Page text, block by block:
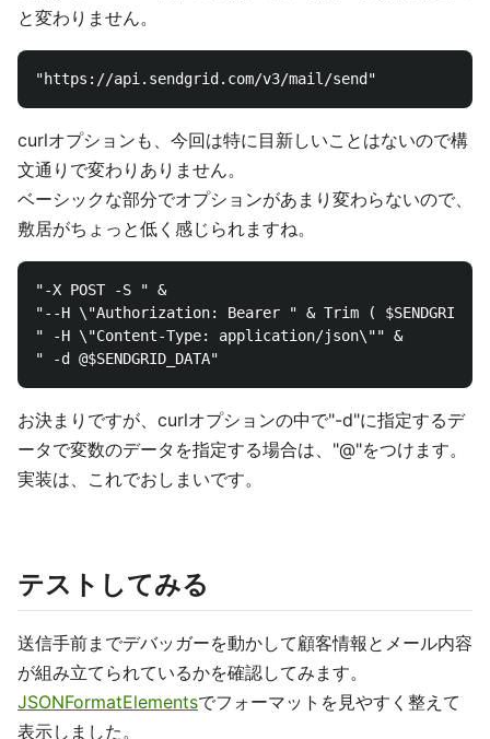
と変わりません。
curlオプションも、今回は特に目新しいことはないので構
文通りで変わりありません。
ベーシックな部分でオプションがあまり変わらないので、
敷居がちょっと低く感じられますね。
"-X POST -S " &
"--H \"Authorization: Bearer " & Trim (
" -H \"Content-Type: application/json\"" &
お決まりですが、curlオプションの中で"-d"に指定するデ
ータで変数のデータを指定する場合は、"@"をつけます。
実装は、これでおしまいです。
テストしてみる
送信手前までデバッガーを動かして顧客情報とメール内容
が組み立てられているかを確認してみます。
JSONFormatElementsでフォーマットを見やすく整えて
表示しました。